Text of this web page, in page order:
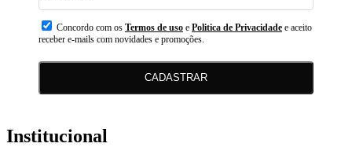
Concordo com os Termos de uso e Politica de Privacidade e aceito
receber e-mails com novidades e promoções.
CADASTRAR
Institucional